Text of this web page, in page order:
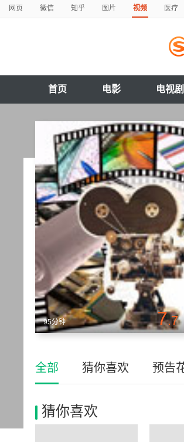
网页 微信 知乎 图片 视频 医疗
首页 电影 电视剧
95分钟 7.7
全部 猜你喜欢 预告
猜你喜欢